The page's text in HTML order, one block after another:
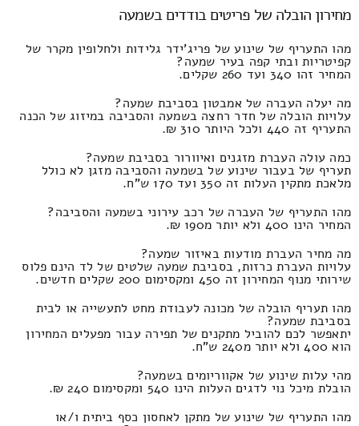
מחירון הובלה של פריטים בודדים בשמעה
מהו התעריף של שינוע של פריג'ידר גלידות ולחלופין מקרר של
קפיטריות ובתי קפה בעיר שמעה?
המחיר זהו 340 ועד 260 שקלים.
מה יעלה העברה של אמבטון בסביבת שמעה?
עלויות הובלה של חדר רחצה בשמעה והסביבה במיזוג של הכנה
התעריף זה 440 ולכל היותר 310 ₪.
כמה עולה העברת מזגנים ואיוורור בסביבת שמעה?
תעריף של בעבור שינוע של בשמעה והסביבה מזגן לא כולל
מלאכת מתקין העלות זה 350 ועד 170 ש"ח.
מהו התעריף של העברה של רכב עירוני בשמעה והסביבה?
המחיר הינו 400 ולא יותר מ190 ₪.
מה מחיר העברת מודעות באיזור שמעה?
עלויות העברת כרזות, בסביבת שמעה שלטים של לד הינם פלוס
שירותי מנוף המחירון זה 450 ומקסימום 200 שקלים חדשים.
מהו תעריף הובלה של מכונה לעבודת מחט לתעשייה או לבית
בסביבת שמעה?
יתאפשר לכם להוביל מתקנים של תפירה עבור מפעלים המחירון
הוא 400 ולא יותר מ240 ש"ח.
מהי עלות שינוע של אקווריומים בשמעה?
הובלת מיכל נוי לדגים העלות הינו 540 ומקסימום 240 ₪.
מהו התעריף של שינוע של מתקן לאחסון כסף ביתית ו/או